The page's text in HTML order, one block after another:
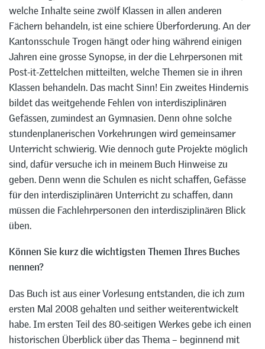
welche Inhalte seine zwölf Klassen in allen anderen
Fächern behandeln, ist eine schiere Überforderung. An der
Kantonsschule Trogen hängt oder hing während einigen
Jahren eine grosse Synopse, in der die Lehrpersonen mit
Post-it-Zettelchen mitteilten, welche Themen sie in ihren
Klassen behandeln. Das macht Sinn! Ein zweites Hindernis
bildet das weitgehende Fehlen von interdisziplinären
Gefässen, zumindest an Gymnasien. Denn ohne solche
stundenplanerischen Vorkehrungen wird gemeinsamer
Unterricht schwierig. Wie dennoch gute Projekte möglich
sind, dafür versuche ich in meinem Buch Hinweise zu
geben. Denn wenn die Schulen es nicht schaffen, Gefässe
für den interdisziplinären Unterricht zu schaffen, dann
müssen die Fachlehrpersonen den interdisziplinären Blick
üben.
Können Sie kurz die wichtigsten Themen Ihres Buches
nennen?
Das Buch ist aus einer Vorlesung entstanden, die ich zum
ersten Mal 2008 gehalten und seither weiterentwickelt
habe. Im ersten Teil des 80-seitigen Werkes gebe ich einen
historischen Überblick über das Thema – beginnend mit